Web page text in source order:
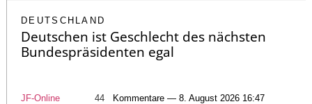
DEUTSCHLAND
Deutschen ist Geschlecht des nächsten
Bundespräsidenten egal
JF-Online 44 Kommentare — 8. August 2026 16:47